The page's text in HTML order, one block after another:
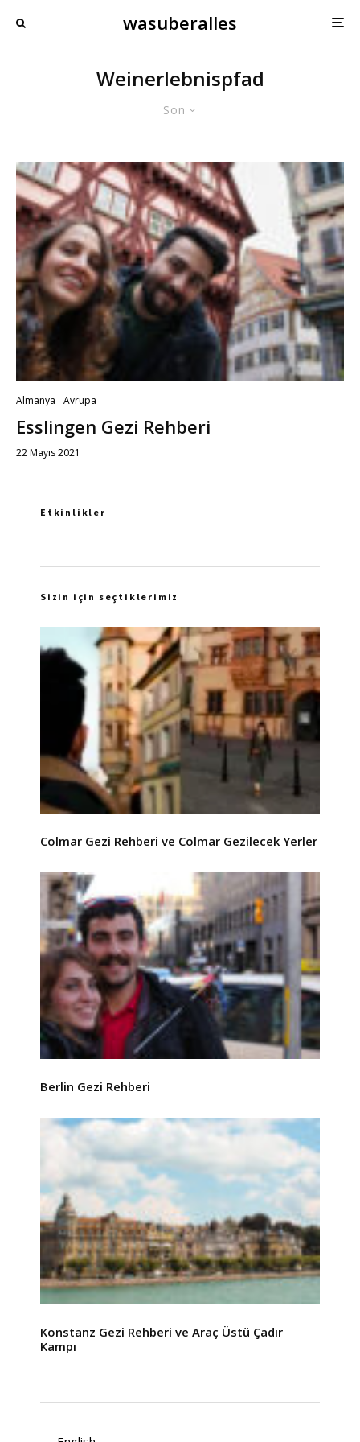
wasuberalles
Weinerlebnispfad
Son
Almanya Avrupa
Esslingen Gezi Rehberi
22 Mayıs 2021
Etkinlikler
Sizin için seçtiklerimiz
Colmar Gezi Rehberi ve Colmar Gezilecek Yerler
Berlin Gezi Rehberi
Konstanz Gezi Rehberi ve Araç Üstü Çadır
Kampı